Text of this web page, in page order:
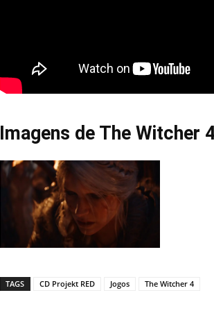
Imagens de The Witcher
TAGS CD Projekt RED Jogos The Witcher 4